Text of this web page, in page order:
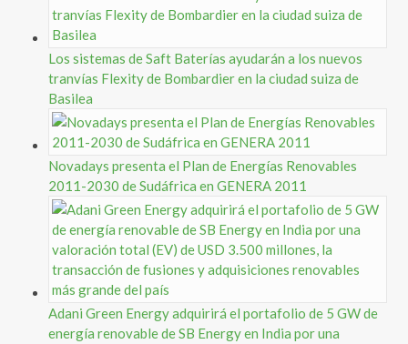
Los sistemas de Saft Baterías ayudarán a los nuevos
tranvías Flexity de Bombardier en la ciudad suiza de
Basilea
Novadays presenta el Plan de Energías Renovables
2011-2030 de Sudáfrica en GENERA 2011
Adani Green Energy adquirirá el portafolio de 5 GW de
energía renovable de SB Energy en India por una